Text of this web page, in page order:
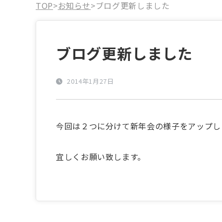
TOP>お知らせ>ブログ更新しました
ブログ更新しました
2014年1月27日
今回は２つに分けて新年会の様子をアップ
宜しくお願い致します。